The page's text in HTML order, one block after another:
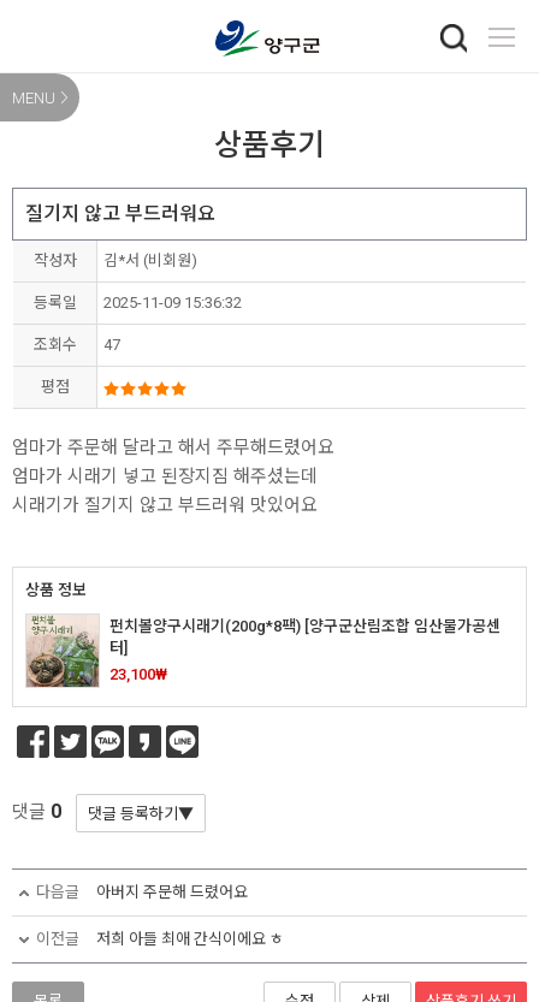
MENU
상품후기
질기지 않고 부드러워요
작성자 김*서 (비회원)
등록일 2025-11-09 15:36:32
조회수 47
평점
엄마가 주문해 달라고 해서 주무해드렸어요
엄마가 시래기 넣고 된장지짐 해주셨는데
시래기가 질기지 않고 부드러워 맛있어요
상품 정보
펀치볼양구시래기(200g*8팩) [양구군산림조합 임산물가공센
터]
23,100₩
댓글 0
다음글 아버지 주문해 드렸어요
이전글 저희 아들 최애 간식이에요 ㅎ